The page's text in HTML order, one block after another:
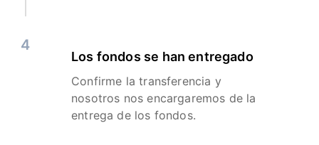
4
Los fondos se han entregado
Confirme la transferencia y
nosotros nos encargaremos de la
entrega de los fondos.